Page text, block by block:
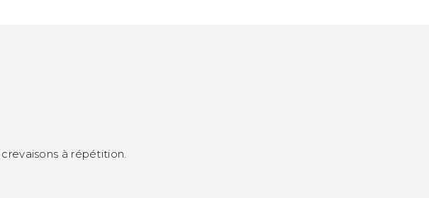
à répétition.